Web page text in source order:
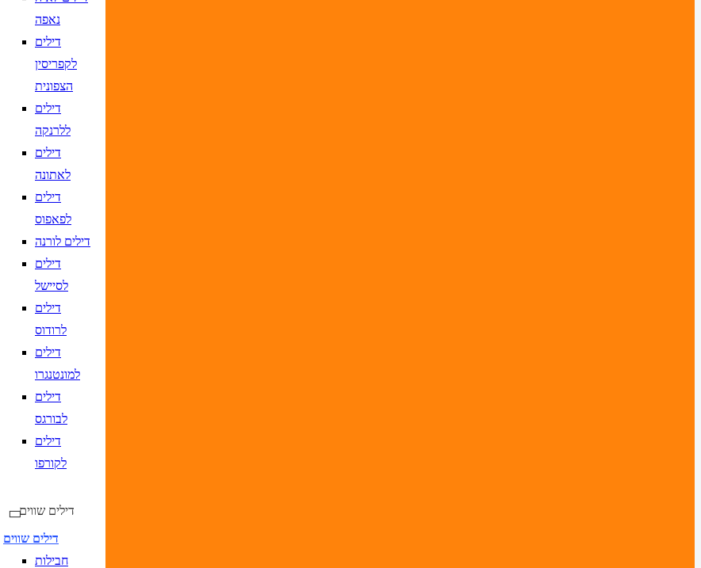
נאפה
דילים
לקפריסין
הצפונית
דילים
ללרנקה
דילים
לאתונה
דילים
לפאפוס
דילים לורנה
דילים
לסיישל
דילים
לרודוס
דילים
למונטנגרו
דילים
לבורגס
דילים
לקורפו
דילים שווים
דילים שווים
חבילות